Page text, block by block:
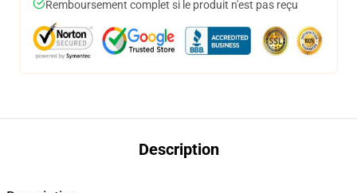
Remboursement complet si le produit n'est pas reçu
Description